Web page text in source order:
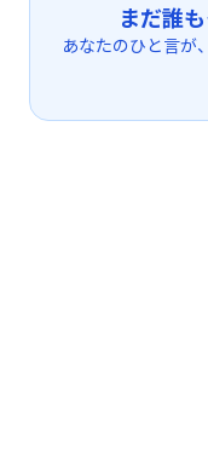
まだ誰
あなたのひと言が